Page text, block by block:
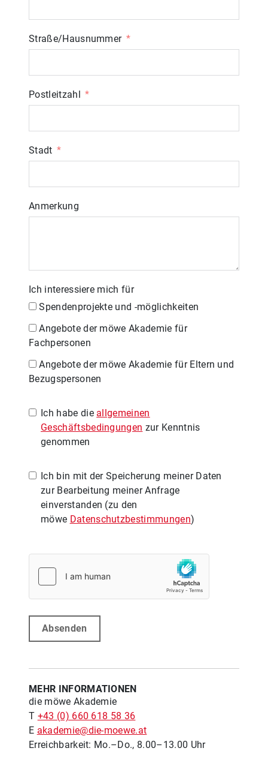
Straße/Hausnummer
Postleitzahl
Stadt
Anmerkung
Ich interessiere mich für
Spendenprojekte und -möglichkeiten
Angebote der möwe Akademie für
Fachpersonen
Angebote der möwe Akademie für Eltern und
Bezugspersonen
Ich habe die allgemeinen
Geschäftsbedingungen zur Kenntnis
genommen
Ich bin mit der Speicherung meiner Daten
zur Bearbeitung meiner Anfrage
einverstanden (zu den
möwe Datenschutzbestimmungen)
Absenden
MEHR INFORMATIONEN
die möwe Akademie
T +43 (0) 660 618 58 36
E akademie@die-moewe.at
Erreichbarkeit: Mo.–Do., 8.00–13.00 Uhr